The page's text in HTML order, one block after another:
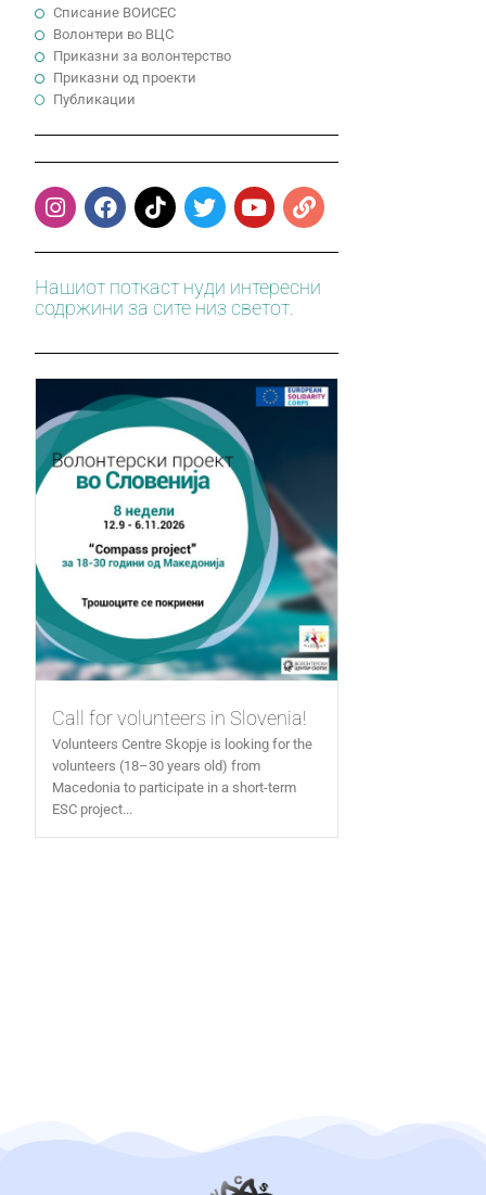
Cписание ВОИСЕС
Волонтери во ВЦС
Приказни за волонтерство
Приказни од проекти
Публикации
Нашиот поткаст нуди интересни
содржини за сите низ светот.
Call for volunteers in Slovenia!
Volunteers Centre Skopje is looking for the
volunteers (18–30 years old) from
Macedonia to participate in a short-term
ESC project...